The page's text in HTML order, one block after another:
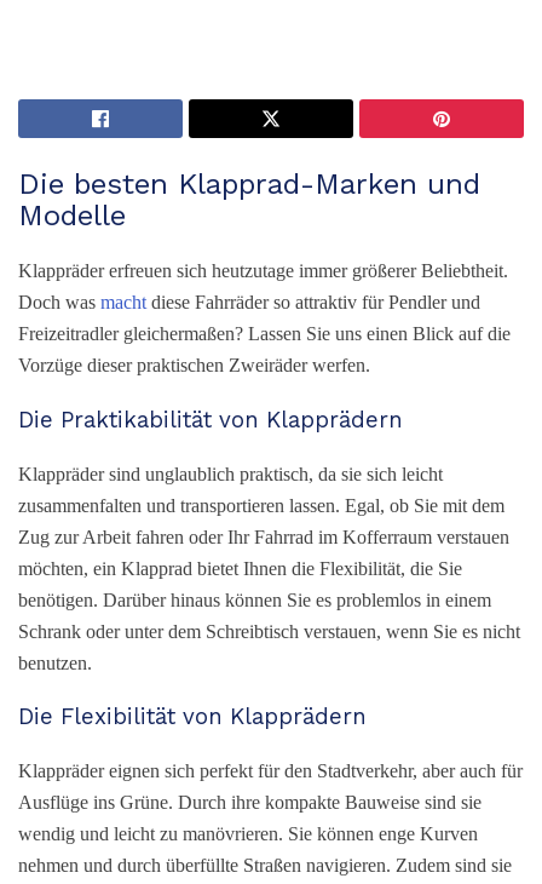
Die besten Klapprad-Marken und
Modelle
Klappräder erfreuen sich heutzutage immer größerer Beliebtheit.
Doch was macht diese Fahrräder so attraktiv für Pendler und
Freizeitradler gleichermaßen? Lassen Sie uns einen Blick auf die
Vorzüge dieser praktischen Zweiräder werfen.
Die Praktikabilität von Klapprädern
Klappräder sind unglaublich praktisch, da sie sich leicht
zusammenfalten und transportieren lassen. Egal, ob Sie mit dem
Zug zur Arbeit fahren oder Ihr Fahrrad im Kofferraum verstauen
möchten, ein Klapprad bietet Ihnen die Flexibilität, die Sie
benötigen. Darüber hinaus können Sie es problemlos in einem
Schrank oder unter dem Schreibtisch verstauen, wenn Sie es nicht
benutzen.
Die Flexibilität von Klapprädern
Klappräder eignen sich perfekt für den Stadtverkehr, aber auch für
Ausflüge ins Grüne. Durch ihre kompakte Bauweise sind sie
wendig und leicht zu manövrieren. Sie können enge Kurven
nehmen und durch überfüllte Straßen navigieren. Zudem sind sie